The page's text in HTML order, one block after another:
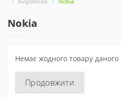
Nokia
Немає жодного товару
Продовжити